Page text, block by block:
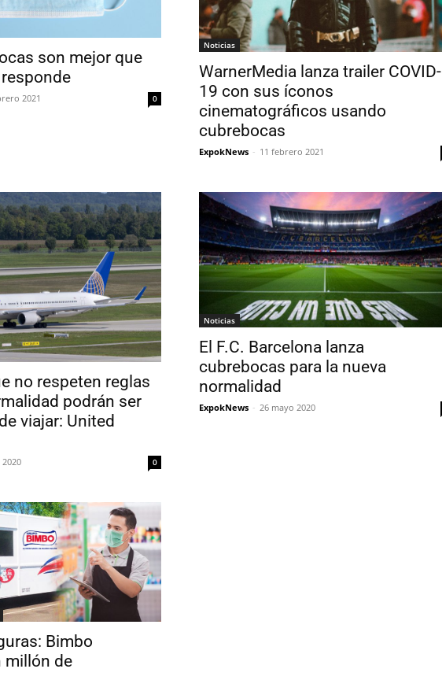
son mejor que
responde
2021 0
Noticias
WarnerMedia lanza trailer COVID-
19 con sus íconos
cinematográficos usando
cubrebocas
ExpokNews - 11 febrero 2021
no respeten reglas
podrán ser
viajar: United
0
Noticias
El F.C. Barcelona lanza
cubrebocas para la nueva
normalidad
ExpokNews - 26 mayo 2020
Bimbo
millón de